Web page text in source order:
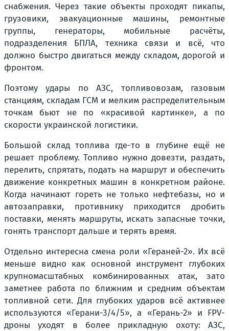
снабжения. Через такие объекты проходят пикапы,
грузовики, эвакуационные машины, ремонтные
группы, генераторы, мобильные расчёты,
подразделения БПЛА, техника связи и всё, что
должно быстро двигаться между складом, дорогой и
фронтом.
Поэтому удары по АЗС, топливовозам, газовым
станциям, складам ГСМ и мелким распределительным
точкам бьют не по «красивой картинке», а по
скорости украинской логистики.
Большой склад топлива где-то в глубине ещё не
решает проблему. Топливо нужно довезти, раздать,
перелить, спрятать, подать на маршрут и обеспечить
движение конкретных машин в конкретном районе.
Когда начинают гореть не только нефтебазы, но и
автозаправки, противнику приходится дробить
поставки, менять маршруты, искать запасные точки,
гонять транспорт дальше и терять время.
Отдельно интересна смена роли «Гераней-2». Их всё
меньше видно как основной инструмент глубоких
крупномасштабных комбинированных атак, зато
заметнее работа по ближним и средним объектам
топливной сети. Для глубоких ударов всё активнее
используются «Герани-3/4/5», а «Герань-2» и FPV-
дроны уходят в более прикладную охоту: АЗС,